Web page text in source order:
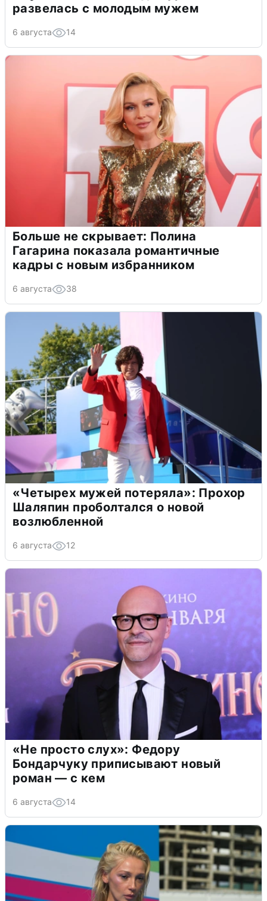
развелась с молодым мужем
6 августа 14
Больше не скрывает: Полина
Гагарина показала романтичные
кадры с новым избранником
6 августа 38
«Четырех мужей потеряла»: Прохор
Шаляпин проболтался о новой
возлюбленной
6 августа 12
«Не просто слух»: Федору
Бондарчуку приписывают новый
роман — с кем
6 августа 14